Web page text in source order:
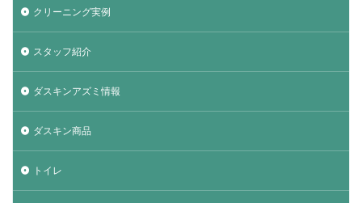
クリーニング実例
スタッフ紹介
ダスキンアズミ情報
ダスキン商品
トイレ